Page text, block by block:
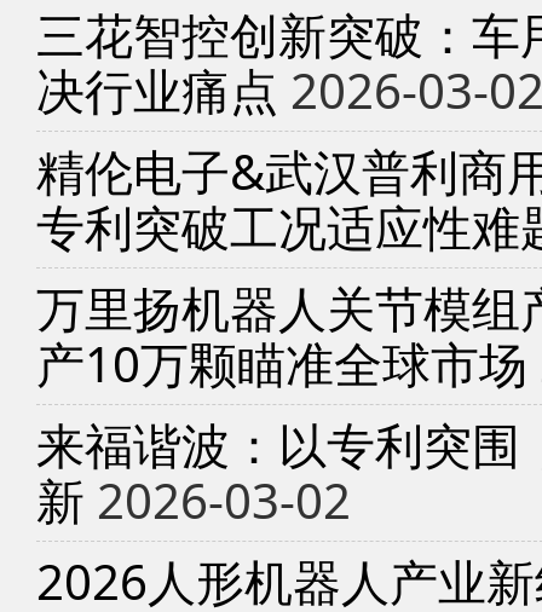
三花智控创新突破：
决行业痛点 2026-03-
精伦电子&武汉普利商
专利突破工况适应性难
万里扬机器人关节模
产10万颗瞄准全球市场
来福谐波：以专利突
新 2026-03-02
2026人形机器人产业